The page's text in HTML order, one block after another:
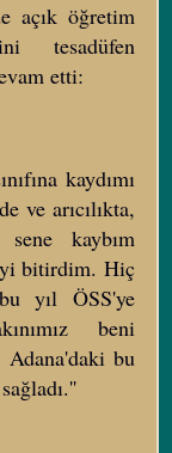
açık öğretim
tesadüfen
etti:
kaydımı
ve arıcılıkta,
kaybım
bitirdim. Hiç
yıl ÖSS'ye
beni
Adana'daki bu